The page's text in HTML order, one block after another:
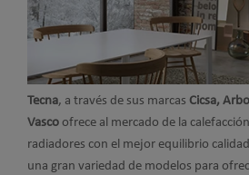
Tecna, a través de sus marcas Cicsa,
Vasco ofrece al mercado de la
radiadores con el mejor equilibrio
una gran variedad de modelos para